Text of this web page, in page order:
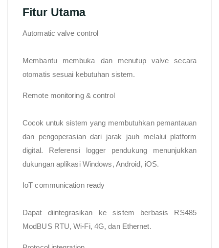
Fitur Utama
Automatic valve control
Membantu membuka dan menutup valve secara
otomatis sesuai kebutuhan sistem.
Remote monitoring & control
Cocok untuk sistem yang membutuhkan pemantauan
dan pengoperasian dari jarak jauh melalui platform
digital. Referensi logger pendukung menunjukkan
dukungan aplikasi Windows, Android, iOS.
IoT communication ready
Dapat diintegrasikan ke sistem berbasis RS485
ModBUS RTU, Wi-Fi, 4G, dan Ethernet.